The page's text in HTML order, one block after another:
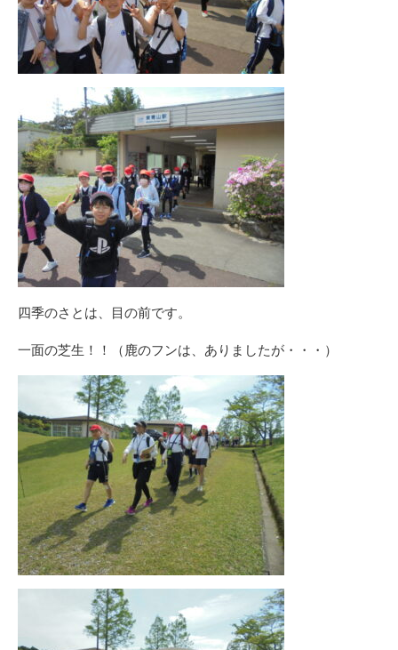
四季のさとは、目の前です。
一面の芝生！！（鹿のフンは、ありましたが・・・）